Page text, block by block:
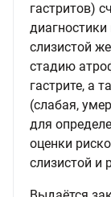
гастритов)
слизистой
стадию
гастрите, а
(слабая,
для
оценки
слизистой и